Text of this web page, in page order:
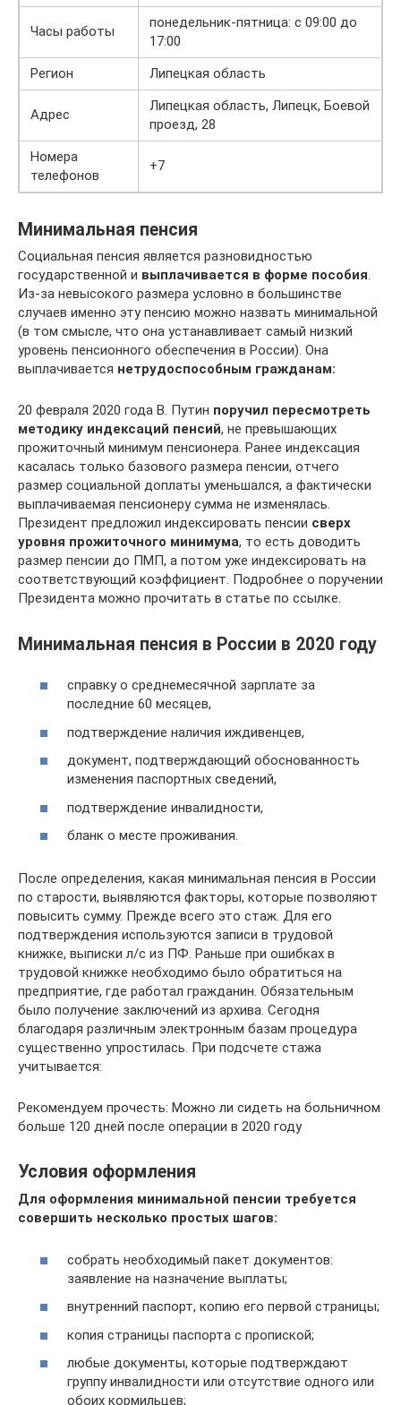
Часы работы
понедельник-пятница: с 09:00 до
17:00
Регион
Липецкая область
Адрес
Липецкая область, Липецк, Боевой
проезд, 28
Номера
телефонов
+7
Минимальная пенсия
Социальная пенсия является разновидностью
государственной и выплачивается в форме пособия.
Из-за невысокого размера условно в большинстве
случаев именно эту пенсию можно назвать минимальной
(в том смысле, что она устанавливает самый низкий
уровень пенсионного обеспечения в России). Она
выплачивается нетрудоспособным гражданам:
20 февраля 2020 года В. Путин поручил пересмотреть
методику индексаций пенсий, не превышающих
прожиточный минимум пенсионера. Ранее индексация
касалась только базового размера пенсии, отчего
размер социальной доплаты уменьшался, а фактически
выплачиваемая пенсионеру сумма не изменялась.
Президент предложил индексировать пенсии сверх
уровня прожиточного минимума, то есть доводить
размер пенсии до ПМП, а потом уже индексировать на
соответствующий коэффициент. Подробнее о поручении
Президента можно прочитать в статье по ссылке.
Минимальная пенсия в России в 2020 году
справку о среднемесячной зарплате за
последние 60 месяцев,
подтверждение наличия иждивенцев,
документ, подтверждающий обоснованность
изменения паспортных сведений,
подтверждение инвалидности,
бланк о месте проживания.
После определения, какая минимальная пенсия в России
по старости, выявляются факторы, которые позволяют
повысить сумму. Прежде всего это стаж. Для его
подтверждения используются записи в трудовой
книжке, выписки л/с из ПФ. Раньше при ошибках в
трудовой книжке необходимо было обратиться на
предприятие, где работал гражданин. Обязательным
было получение заключений из архива. Сегодня
благодаря различным электронным базам процедура
существенно упростилась. При подсчете стажа
учитывается:
Рекомендуем прочесть: Можно ли сидеть на больничном
больше 120 дней после операции в 2020 году
Условия оформления
Для оформления минимальной пенсии требуется
совершить несколько простых шагов:
собрать необходимый пакет документов:
заявление на назначение выплаты;
внутренний паспорт, копию его первой страницы;
копия страницы паспорта с пропиской;
любые документы, которые подтверждают
группу инвалидности или отсутствие одного или
обоих кормильцев;